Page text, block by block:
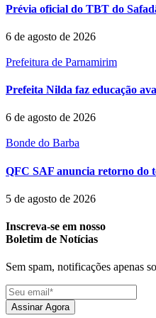
Prévia oficial do TBT do
6 de agosto de 2026
Prefeitura de Parnamirim
Prefeita Nilda faz educação
6 de agosto de 2026
Bonde do Barba
QFC SAF anuncia retorno do
5 de agosto de 2026
Inscreva-se em nosso
Boletim de Notícias
Sem spam, notificações apenas
Assinar Agora